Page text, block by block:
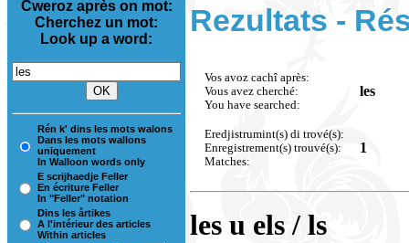
Cweroz après on mot:
Cherchez un mot:
Look up a word:
Rén k' dins les mots walons
Dans les mots wallons
uniquement
In Walloon words only
E scrijhaedje Feller
En écriture Feller
In "Feller" notation
Dins les årtikes
A l'intérieur des articles
Within articles
Rezultats -
Vos avoz cachî après:
Vous avez cherché:
You have searched:
les
Eredjistrumint(s) di trové(s):
Enregistrement(s) trouvé(s):
Matches:
1
les u els / ls